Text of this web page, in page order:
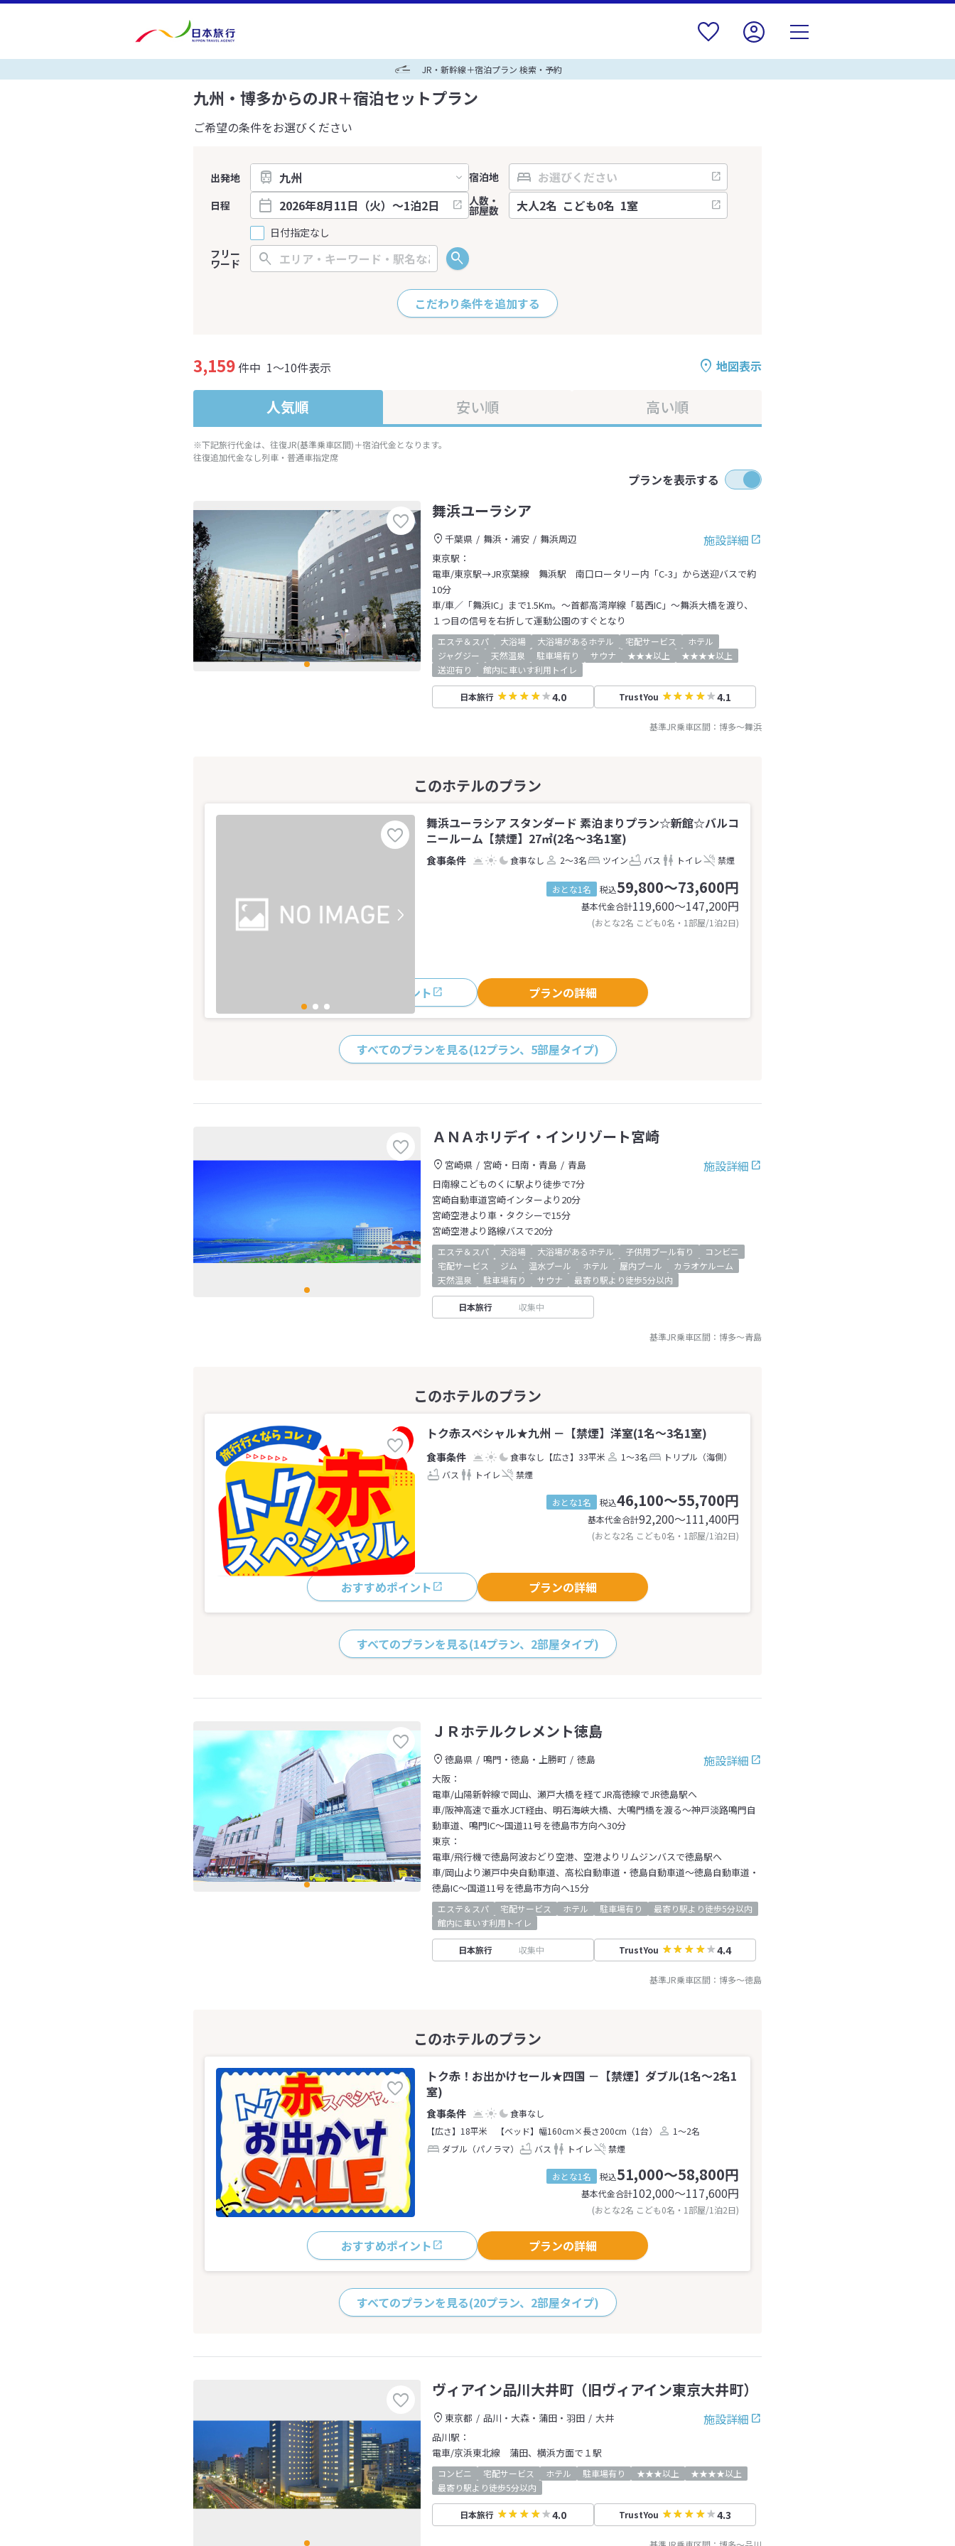
JR・新幹線＋宿泊プラン 検索・予約
九州・博多からのJR＋宿泊セットプラン
ご希望の条件をお選びください
出発地
宿泊地
日程
日付指定なし
人数・
部屋数
フリー
ワード
こだわり条件を追加する
地図表示
3,159件中 1～10件表示
人気順 安い順 高い順
※下記旅行代金は、往復JR(基準乗車区間)＋宿泊代金となります。
往復追加代金なし列車・普通車指定席
プランを表示する
舞浜ユーラシア
施設詳細
千葉県 舞浜・浦安
舞浜周辺
東京駅：
電車/東京駅→JR京葉線 舞浜駅 南口ロータリー内「C-3」から送迎バスで約
10分
車/車／「舞浜IC」まで1.5Km。～首都高湾岸線「葛西IC」～舞浜大橋を渡り、
１つ目の信号を右折して運動公園のすぐとなり
エステ＆スパ 大浴場 大浴場があるホテル 宅配サービス
ホテル
ジャグジー
天然温泉 駐車場有り サウナ ★★★以上
★★★★以上
送迎有り
館内に車いす利用トイレ
日本旅行 4.0 TrustYou 4.1
基準JR乗車区間： 博多～舞浜
舞浜ユーラシア スタンダード 素泊まりプラン☆新館☆バルコ
ニールーム【禁煙】27㎡(2名～3名1室)
食事なし 2～3名 ツイン バス トイレ 禁煙
おとな1名 税込59,800～73,600円
基本代金合計119,600〜147,200円
(おとな2名 こども0名・1部屋/1泊2日)
おすすめポイント プランの詳細
すべてのプランを見る(12プラン、5部屋タイプ)
ＡＮＡホリデイ・インリゾート宮崎
施設詳細
宮崎県 宮崎・日南・青島
青島
日南線こどものくに駅より徒歩で7分
宮崎自動車道宮崎インターより20分
宮崎空港より車・タクシーで15分
宮崎空港より路線バスで20分
エステ＆スパ 大浴場 大浴場があるホテル 子供用プール有り
コンビニ
宅配サービス
ジム 温水プール ホテル 屋内プール
カラオケルーム
天然温泉
駐車場有り サウナ 最寄り駅より徒歩5分以内
日本旅行 収集中
基準JR乗車区間： 博多～青島
トク赤スペシャル★九州 －【禁煙】洋室(1名～3名1室)
食事なし 【広さ】33平米 1～3名
トリプル（海側）
バス
トイレ 禁煙
おとな1名 税込46,100～55,700円
基本代金合計92,200〜111,400円
(おとな2名 こども0名・1部屋/1泊2日)
おすすめポイント プランの詳細
すべてのプランを見る(14プラン、2部屋タイプ)
ＪＲホテルクレメント徳島
施設詳細
徳島県 鳴門・徳島・上勝町
徳島
大阪：
電車/山陽新幹線で岡山、瀬戸大橋を経てJR高徳線でJR徳島駅へ
車/阪神高速で垂水JCT経由、明石海峡大橋、大鳴門橋を渡る～神戸淡路鳴門自
動車道、鳴門IC～国道11号を徳島市方向へ30分
東京：
電車/飛行機で徳島阿波おどり空港、空港よりリムジンバスで徳島駅へ
車/岡山より瀬戸中央自動車道、高松自動車道・徳島自動車道～徳島自動車道・
徳島IC～国道11号を徳島市方向へ15分
エステ＆スパ 宅配サービス ホテル 駐車場有り
最寄り駅より徒歩5分以内
館内に車いす利用トイレ
日本旅行 収集中 TrustYou 4.4
基準JR乗車区間： 博多～徳島
トク赤！お出かけセール★四国 －【禁煙】ダブル(1名～2名1
室)
食事なし
【広さ】18平米
【ベッド】幅160cm×長さ200cm（1台）
1～2名
ダブル（パノラマ）
バス トイレ 禁煙
おとな1名 税込51,000～58,800円
基本代金合計102,000〜117,600円
(おとな2名 こども0名・1部屋/1泊2日)
おすすめポイント プランの詳細
すべてのプランを見る(20プラン、2部屋タイプ)
ヴィアイン品川大井町（旧ヴィアイン東京大井町）
施設詳細
東京都 品川・大森・蒲田・羽田
大井
品川駅：
電車/京浜東北線 蒲田、横浜方面で１駅
コンビニ 宅配サービス ホテル 駐車場有り ★★★以上
★★★★以上
最寄り駅より徒歩5分以内
日本旅行 4.0 TrustYou 4.3